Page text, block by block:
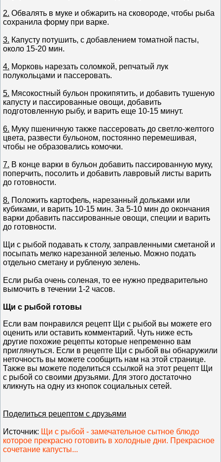
2. Обвалять в муке и обжарить на сковороде, чтобы рыба
сохранила форму при варке.
3. Капусту потушить, с добавлением томатной пасты,
около 15-20 мин.
4. Морковь нарезать соломкой, репчатый лук
полукольцами и пассеровать.
5. Мясокостный бульон прокипятить, и добавить тушеную
капусту и пассированные овощи, добавить
подготовленную рыбу, и варить еще 10-15 минут.
6. Муку пшеничную также пассеровать до светло-желтого
цвета, развести бульоном, постоянно перемешивая,
чтобы не образовались комочки.
7. В конце варки в бульон добавить пассированную муку,
поперчить, посолить и добавить лавровый листы варить
до готовности.
8. Положить картофель, нарезанный дольками или
кубиками, и варить 10-15 мин. За 5-10 мин до окончания
варки добавить пассированные овощи, специи и варить
до готовности.
Щи с рыбой подавать к столу, заправленными сметаной и
посыпать мелко нарезанной зеленью. Можно подать
отдельно сметану и рубленую зелень.
Если рыба очень соленая, то ее нужно предварительно
вымочить в течении 1-2 часов.
Щи с рыбой готовы
Если вам понравился рецепт Щи с рыбой вы можете его
оценить или оставить комментарий. Чуть ниже есть
другие похожие рецепты которые непременно вам
приглянуться. Если в рецепте Щи с рыбой вы обнаружили
неточность вы можете сообщить нам на этой странице.
Также вы можете поделиться ссылкой на этот рецепт Щи
с рыбой со своими друзьями. Для этого достаточно
кликнуть на одну из кнопок социальных сетей.
Поделиться рецептом с друзьями
Источник: Щи с рыбой - замечательное сытное блюдо
которое прекрасно готовить в холодные дни. Прекрасное
сочетание капусты...